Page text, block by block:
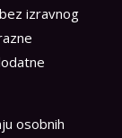
izravnog
osobnih